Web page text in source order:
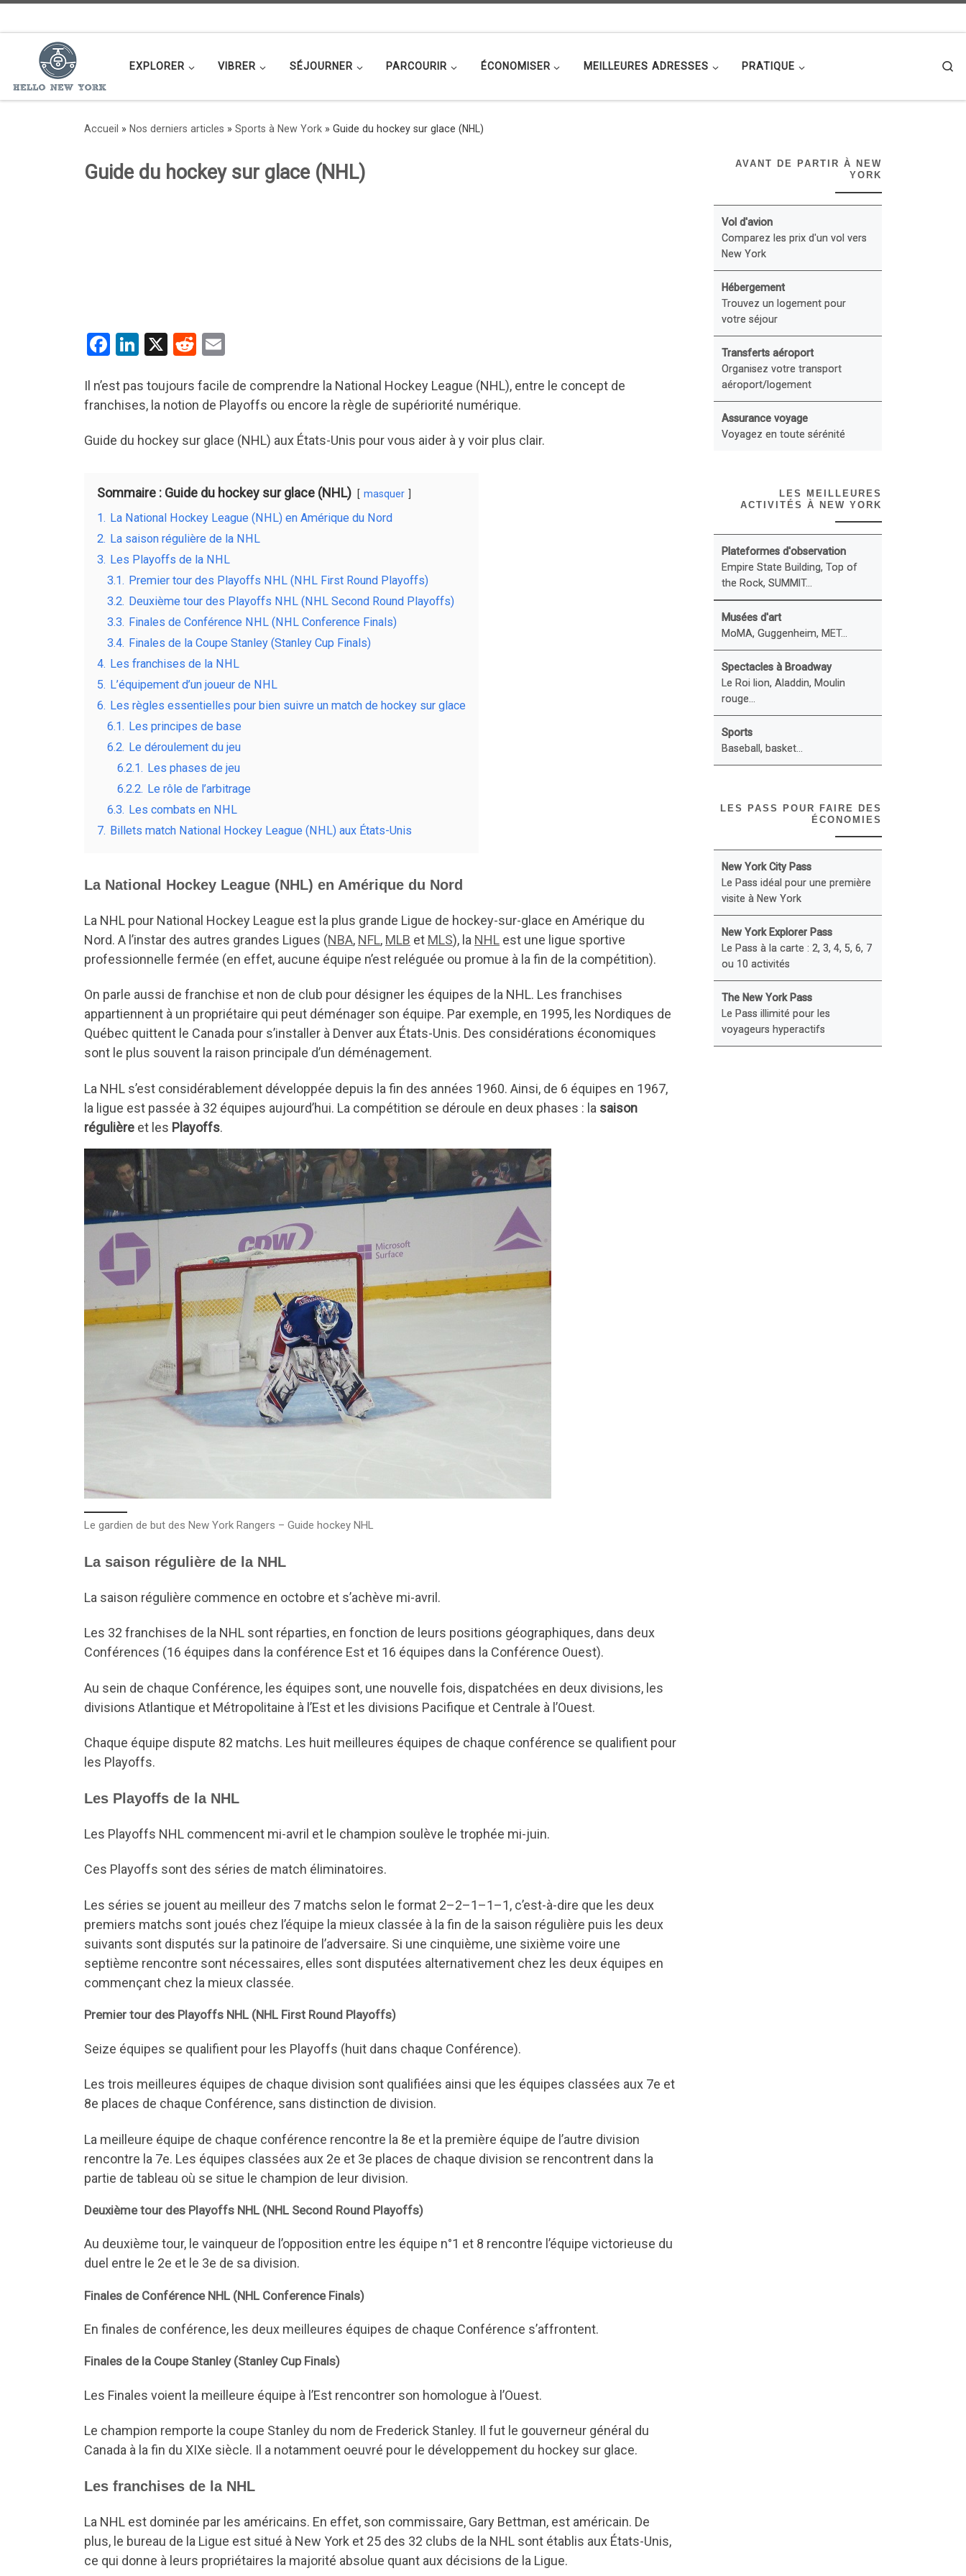
EXPLORER VIBRER SÉJOURNER PARCOURIR ÉCONOMISER MEILLEURES ADRESSES PRATIQUE
Accueil » Nos derniers articles » Sports à New York » Guide du hockey sur glace (NHL)
Guide du hockey sur glace (NHL)
F
ce
b
o
k
Li
ke
dI
n
X
R
d
di
t
ail
Il n’est pas toujours facile de comprendre la National Hockey League (NHL), entre le concept de
franchises, la notion de Playoffs ou encore la règle de supériorité numérique.
Guide du hockey sur glace (NHL) aux États-Unis pour vous aider à y voir plus clair.
Sommaire : Guide du hockey sur glace (NHL) masquer
1. La National Hockey League (NHL) en Amérique du Nord
2. La saison régulière de la NHL
3. Les Playoffs de la NHL
3.1. Premier tour des Playoffs NHL (NHL First Round Playoffs)
3.2. Deuxième tour des Playoffs NHL (NHL Second Round Playoffs)
3.3. Finales de Conférence NHL (NHL Conference Finals)
3.4. Finales de la Coupe Stanley (Stanley Cup Finals)
4. Les franchises de la NHL
5. L’équipement d’un joueur de NHL
6. Les règles essentielles pour bien suivre un match de hockey sur glace
6.1. Les principes de base
6.2. Le déroulement du jeu
6.2.1. Les phases de jeu
6.2.2. Le rôle de l’arbitrage
6.3. Les combats en NHL
7. Billets match National Hockey League (NHL) aux États-Unis
La National Hockey League (NHL) en Amérique du Nord
La NHL pour National Hockey League est la plus grande Ligue de hockey-sur-glace en Amérique du
Nord. A l’instar des autres grandes Ligues (NBA, NFL, MLB et MLS), la NHL est une ligue sportive
professionnelle fermée (en effet, aucune équipe n’est reléguée ou promue à la fin de la compétition).
On parle aussi de franchise et non de club pour désigner les équipes de la NHL. Les franchises
appartiennent à un propriétaire qui peut déménager son équipe. Par exemple, en 1995, les Nordiques de
Québec quittent le Canada pour s’installer à Denver aux États-Unis. Des considérations économiques
sont le plus souvent la raison principale d’un déménagement.
La NHL s’est considérablement développée depuis la fin des années 1960. Ainsi, de 6 équipes en 1967,
la ligue est passée à 32 équipes aujourd’hui. La compétition se déroule en deux phases : la saison
régulière et les Playoffs.
Le gardien de but des New York Rangers – Guide hockey NHL
La saison régulière de la NHL
La saison régulière commence en octobre et s’achève mi-avril.
Les 32 franchises de la NHL sont réparties, en fonction de leurs positions géographiques, dans deux
Conférences (16 équipes dans la conférence Est et 16 équipes dans la Conférence Ouest).
Au sein de chaque Conférence, les équipes sont, une nouvelle fois, dispatchées en deux divisions, les
divisions Atlantique et Métropolitaine à l’Est et les divisions Pacifique et Centrale à l’Ouest.
Chaque équipe dispute 82 matchs. Les huit meilleures équipes de chaque conférence se qualifient pour
les Playoffs.
Les Playoffs de la NHL
Les Playoffs NHL commencent mi-avril et le champion soulève le trophée mi-juin.
Ces Playoffs sont des séries de match éliminatoires.
Les séries se jouent au meilleur des 7 matchs selon le format 2–2–1–1–1, c’est-à-dire que les deux
premiers matchs sont joués chez l’équipe la mieux classée à la fin de la saison régulière puis les deux
suivants sont disputés sur la patinoire de l’adversaire. Si une cinquième, une sixième voire une
septième rencontre sont nécessaires, elles sont disputées alternativement chez les deux équipes en
commençant chez la mieux classée.
Premier tour des Playoffs NHL (NHL First Round Playoffs)
Seize équipes se qualifient pour les Playoffs (huit dans chaque Conférence).
Les trois meilleures équipes de chaque division sont qualifiées ainsi que les équipes classées aux 7e et
8e places de chaque Conférence, sans distinction de division.
La meilleure équipe de chaque conférence rencontre la 8e et la première équipe de l’autre division
rencontre la 7e. Les équipes classées aux 2e et 3e places de chaque division se rencontrent dans la
partie de tableau où se situe le champion de leur division.
Deuxième tour des Playoffs NHL (NHL Second Round Playoffs)
Au deuxième tour, le vainqueur de l’opposition entre les équipe n°1 et 8 rencontre l’équipe victorieuse du
duel entre le 2e et le 3e de sa division.
Finales de Conférence NHL (NHL Conference Finals)
En finales de conférence, les deux meilleures équipes de chaque Conférence s’affrontent.
Finales de la Coupe Stanley (Stanley Cup Finals)
Les Finales voient la meilleure équipe à l’Est rencontrer son homologue à l’Ouest.
Le champion remporte la coupe Stanley du nom de Frederick Stanley. Il fut le gouverneur général du
Canada à la fin du XIXe siècle. Il a notamment oeuvré pour le développement du hockey sur glace.
Les franchises de la NHL
La NHL est dominée par les américains. En effet, son commissaire, Gary Bettman, est américain. De
plus, le bureau de la Ligue est situé à New York et 25 des 32 clubs de la NHL sont établis aux États-Unis,
ce qui donne à leurs propriétaires la majorité absolue quant aux décisions de la Ligue.
AVANT DE PARTIR À NEW
YORK
Vol d'avion
Comparez les prix d'un vol vers
New York
Hébergement
Trouvez un logement pour
votre séjour
Transferts aéroport
Organisez votre transport
aéroport/logement
Assurance voyage
Voyagez en toute sérénité
LES MEILLEURES
ACTIVITÉS À NEW YORK
Plateformes d'observation
Empire State Building, Top of
the Rock, SUMMIT...
Musées d'art
MoMA, Guggenheim, MET...
Spectacles à Broadway
Le Roi lion, Aladdin, Moulin
rouge...
Sports
Baseball, basket...
LES PASS POUR FAIRE DES
ÉCONOMIES
New York City Pass
Le Pass idéal pour une première
visite à New York
New York Explorer Pass
Le Pass à la carte : 2, 3, 4, 5, 6, 7
ou 10 activités
The New York Pass
Le Pass illimité pour les
voyageurs hyperactifs